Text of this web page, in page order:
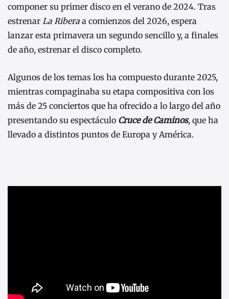
componer su primer disco en el verano de 2024. Tras
estrenar La Ribera a comienzos del 2026, espera
lanzar esta primavera un segundo sencillo y, a finales
de año, estrenar el disco completo.
Algunos de los temas los ha compuesto durante 2025,
mientras compaginaba su etapa compositiva con los
más de 25 conciertos que ha ofrecido a lo largo del año
presentando su espectáculo Cruce de Caminos, que ha
llevado a distintos puntos de Europa y América.